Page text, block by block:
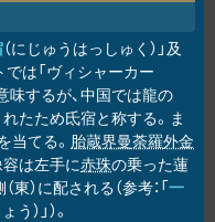
（にじゅうはっしゅく）」及
は「ヴィシャーカー
意味するが、中国では龍の
れたため氐宿と称する。ま
当てる。 胎蔵界曼荼羅外金
容は左手に赤珠の乗った蓮
東）に配される（参考：「一
）」）。